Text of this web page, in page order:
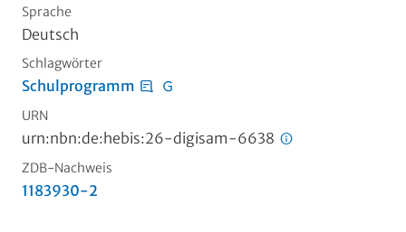
Sprache
Deutsch
Schlagwörter
Schulprogramm
URN
urn:nbn:de:hebis:26-digisam-6638
ZDB-Nachweis
1183930-2